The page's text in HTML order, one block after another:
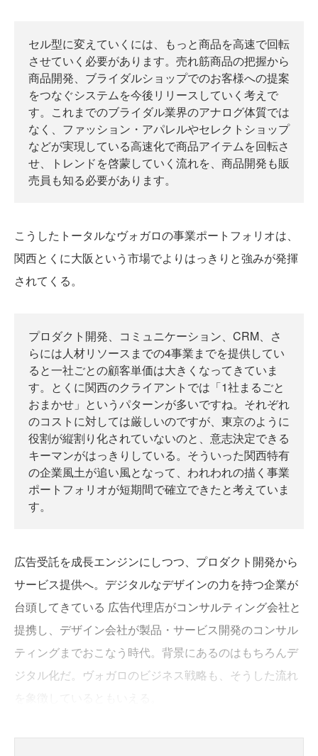
セル型に変えていくには、もっと商品を高速で回転
させていく必要があります。売れ筋商品の把握から
商品開発、ブライダルショップでのお客様への提案
をつなぐシステムを今後リリースしていく考えで
す。これまでのブライダル業界のアナログ体質では
なく、ファッション・アパレルやセレクトショップ
などが実現している高速化で商品アイテムを回転さ
せ、トレンドを啓蒙していく流れを、商品開発も販
売員も知る必要があります。
こうしたトータルなヴォガロの事業ポートフォリオは、
関西とくに大阪という市場でよりはっきりと強みが発揮
されてくる。
プロダクト開発、コミュニケーション、CRM、さ
らには人材リソースまでの4事業までを提供してい
ると一社ごとの顧客単価は大きくなってきていま
す。とくに関西のクライアントでは「1社まるごと
おまかせ」というパターンが多いですね。それぞれ
のコストに対しては厳しいのですが、東京のように
役割が縦割り化されていないのと、意志決定できる
キーマンがはっきりしている。そういった関西特有
の企業風土が追い風となって、われわれの描く事業
ポートフォリオが短期間で確立できたと考えていま
す。
広告受託を成長エンジンにしつつ、プロダクト開発から
サービス提供へ。デジタルなデザインの力を持つ企業が
台頭してきている 広告代理店がコンサルティング会社と
提携し、デザイン会社が製品・サービス開発のコンサル
ティングまでおこなう時代。背景にあるのはもちろんデ
ジタル化だ。ヴォガロのビジネス戦略も、そうした流れ